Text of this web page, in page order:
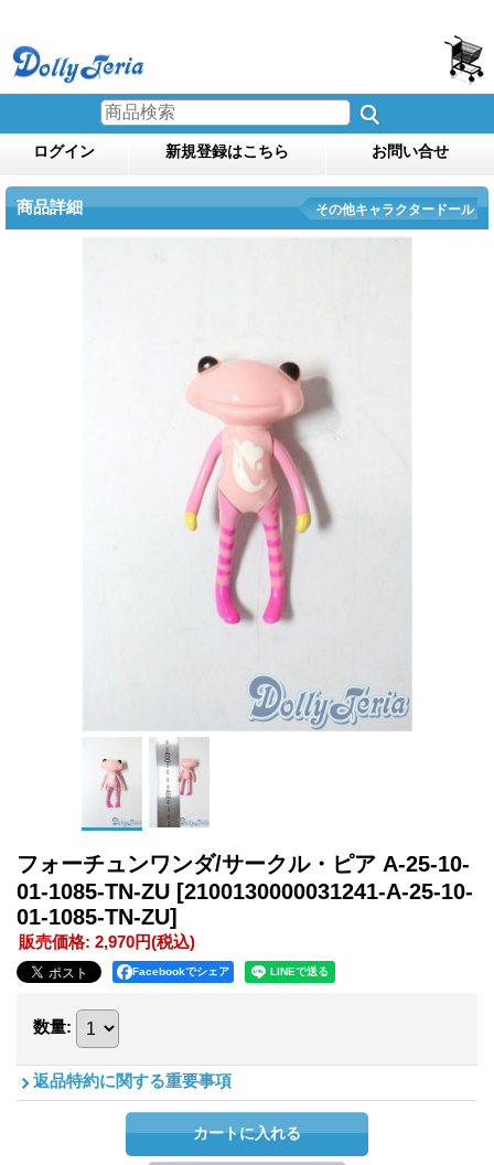
ログイン 新規登録はこちら お問い合せ
商品詳細 その他キャラクタードール
フォーチュンワンダ/サークル・ピア A-25-10-
01-1085-TN-ZU [2100130000031241-A-25-10-
01-1085-TN-ZU]
販売価格: 2,970円(税込)
Facebookでシェア
数量:
返品特約に関する重要事項